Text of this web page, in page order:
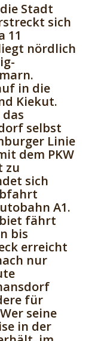
Stadt
sich
11
nördlich
in die
Kiekut.
selbst
Linie
dem PKW
zu
sich
A1.
fährt
bis
erreicht
nur
für
seine
in der